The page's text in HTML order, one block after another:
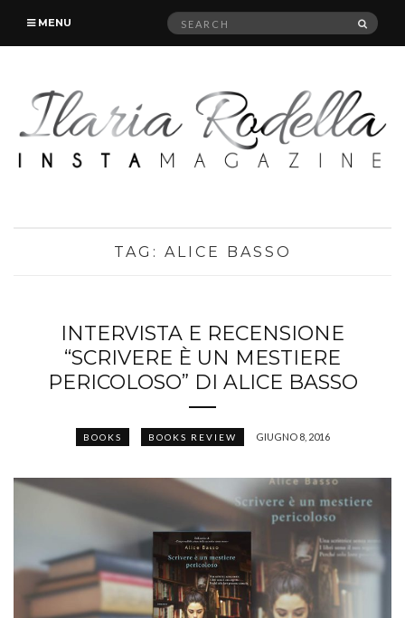
MENU
Search
TAG: ALICE BASSO
INTERVISTA E RECENSIONE
“SCRIVERE È UN MESTIERE
PERICOLOSO” DI ALICE BASSO
BOOKS BOOKS REVIEW GIUGNO 8, 2016